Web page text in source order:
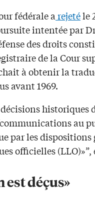
fédérale arejetéle
intentée par
des droits
de la Cour
à obtenir la
avant 1969.
décisions historiques
au
par les dispositions
officielles
est déçus»